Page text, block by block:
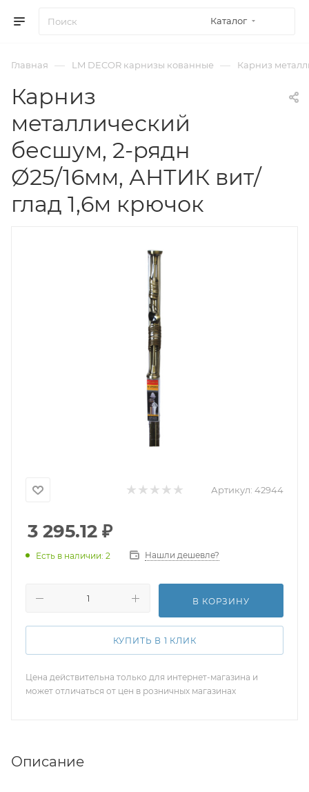
Каталог
Главная — LM DECOR карнизы кованные — Карниз
Карниз
металлический
бесшум, 2-рядн
Ø25/16мм, АНТИК вит/
глад 1,6м крючок
Артикул: 42944
3 295.12 ₽
Есть в наличии: 2 Нашли дешевле?
В КОРЗИНУ
КУПИТЬ В 1 КЛИК
Цена действительна только для интернет-магазина и
может отличаться от цен в розничных магазинах
Описание